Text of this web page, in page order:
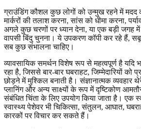
ग्राउंडिंग कौशल कुछ लोगों को उन्मुख रहने में
मार्करों की तलाश करना, सांस को धीमा करना,
अगले कुछ चरणों पर ध्यान देना, या एक बड़ी जगह
वापसी बिंदु चुनना। ये उपकरण कॉपी कर रहे हैं,
सब कुछ संभालना चाहिए।
व्यावसायिक समर्थन विशेष रूप से महत्वपूर्ण है
रहा है, जिससे बार-बार घबराहट, जिम्मेदारियों को
छोड़ने में मुश्किल बनाती है। संज्ञानात्मक व्यवहार
प्लानिंग और अन्य साक्ष्यों के रूप में दृष्टिकोण
संबंधित चिंता के लिए उपयोग किया जाता है। एक
स्वास्थ्य पेशेवर भी चिकित्सा, संतुलन, आघात,
कारकों पर विचार कर सकते हैं।